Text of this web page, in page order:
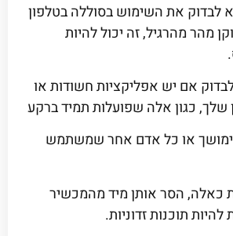
לבדוק את השימוש בסוללה בטלפון
מהר מהרגיל, זה יכול להיות
אם יש אפליקציות חשודות או
שלך, כגון אלה שפועלות תמיד ברקע
או כל אדם אחר שמשתמש
כאלה, הסר אותן מיד מהמכשיר
להיות תוכנות זדוניות.